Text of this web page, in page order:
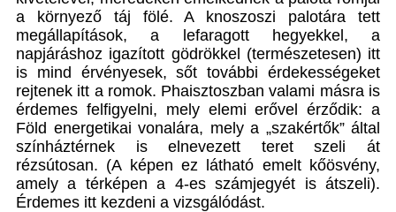
a környező táj fölé. A knoszoszi palotára tett
megállapítások, a lefaragott hegyekkel, a
napjáráshoz igazított gödrökkel (természetesen) itt
is mind érvényesek, sőt további érdekességeket
rejtenek itt a romok. Phaisztoszban valami másra is
érdemes felfigyelni, mely elemi erővel érződik: a
Föld energetikai vonalára, mely a „szakértők” által
színháztérnek is elnevezett teret szeli át
rézsútosan. (A képen ez látható emelt kőösvény,
amely a térképen a 4-es számjegyét is átszeli).
Érdemes itt kezdeni a vizsgálódást.